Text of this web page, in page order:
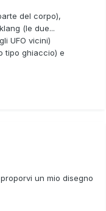
del corpo),
(le due...
UFO vicini)
tipo ghiaccio) e
un mio disegno